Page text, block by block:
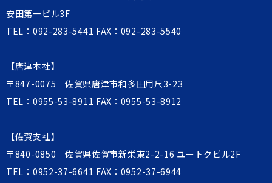
安田第一ビル3F
TEL： 092-283-5441 FAX：092-283-5540
【唐津本社】
〒847-0075 佐賀県唐津市和多田用尺3-23
TEL： 0955-53-8911 FAX：0955-53-8912
【佐賀支社】
〒840-0850 佐賀県佐賀市新栄東2-2-16 ユートクビル2F
TEL： 0952-37-6641 FAX：0952-37-6944